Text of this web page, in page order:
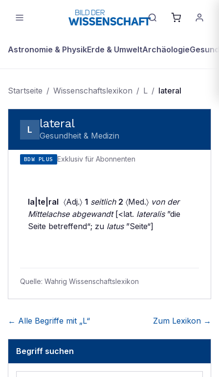
Astronomie & PhysikErde & UmweltArchäologie
Startseite / Wissenschaftslexikon / L / lateral
L lateral
Gesundheit & Medizin
BDW PLUS Exklusiv für Abonnenten
la|te|ral 〈Adj.〉 1 seitlich 2 〈Med.〉 von der
Mittelachse abgewandt[<lat. lateralis”die
Seite betreffend“; zu latus”Seite“]
Quelle: Wahrig Wissenschaftslexikon
← Alle Begriffe mit „L“ Zum Lexikon →
Begriff suchen